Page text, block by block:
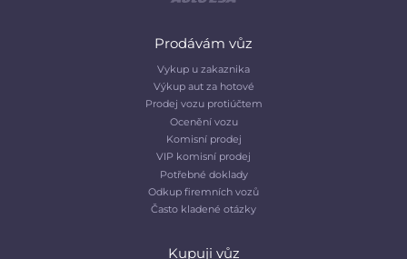
Prodávám vůz
Vykup u zakaznika
Výkup aut za hotové
Prodej vozu protiúčtem
Ocenění vozu
Komisní prodej
VIP komisní prodej
Potřebné doklady
Odkup firemních vozů
Často kladené otázky
Kupuji vůz